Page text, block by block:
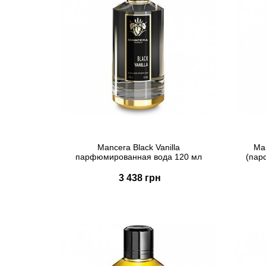
Mancera Black Vanilla
парфюмированная вода 120 мл
3 438 грн